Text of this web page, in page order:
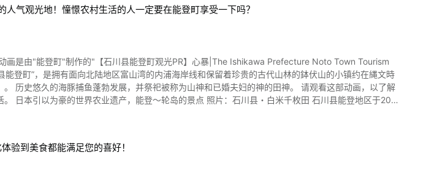
骄启行，使活动变得格外热闹起来。 除此以外，这里还会举办下妻祭、点灯、下妻
节不同而举办的热闹祭典活动。 下妻市民文化会馆和市役所周边也会举办很多活动。 活动期间，耳边
祥物形象
绍的视频后，如
lg-jp.translate.goog/?
气观光地！憧憬农村生活的人一定要在能登町享受一下吗？
画是由"能登町"制作的"【石川县能登町观光PR】心暴|The Ishikawa Prefecture Noto Town Tourism
登町”，是拥有面向北陆地区富山湾的内浦海岸线和保留着珍贵的古代山林的鉢伏山的小镇约在縄文時
的海豚捕鱼蓬勃发展，并祭祀被称为山神和已婚夫妇的神的田神。 请观看这部动画，以了解
于2011
。 从动画的1:36开始，您可以看看"道之站 櫻亭 桜峠"。 从道之站
了约40，000棵丹参。 在动画中，您可以观上赏美丽绽放的丹参。 从2:05开始看到的恋路海
验到美食都能满足您的喜好！